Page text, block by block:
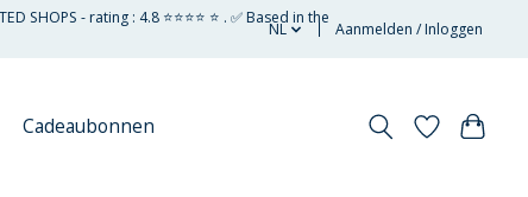
- rating : 4.8 ⭐⭐⭐⭐ ⭐ . ✅ Based in the
NL Aanmelden / Inloggen
Cadeaubonnen